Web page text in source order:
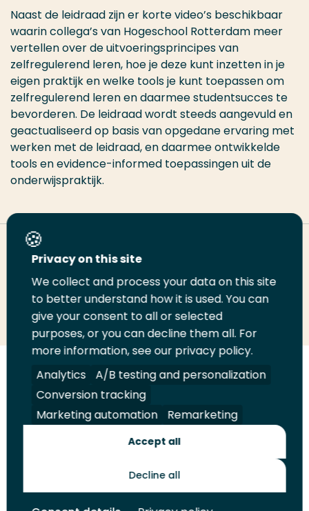
Naast de leidraad zijn er korte video’s beschikbaar
waarin collega’s van Hogeschool Rotterdam meer
vertellen over de uitvoeringsprincipes van
zelfregulerend leren, hoe je deze kunt inzetten in je
eigen praktijk en welke tools je kunt toepassen om
zelfregulerend leren en daarmee studentsucces te
bevorderen. De leidraad wordt steeds aangevuld en
geactualiseerd op basis van opgedane ervaring met
werken met de leidraad, en daarmee ontwikkelde
tools en evidence-informed toepassingen uit de
onderwijspraktijk.
Deel deze pagina
Deel
LinkedIn
Deel
op
Twitter
Deel
op
Facebook
Email
deze
pagina
Print
deze
pagina
Volg
ons
op
LinkedIn
Volg
ons
op
Facebook
Volg
ons
op
YouTube
Volg
ons
op
Instagram
Juridisch Security A-Z Index
Contact
Toekomstmakers
Privacy on this site
We collect and process your data on this site
to better understand how it is used. You can
give your consent to all or selected
purposes, or you can decline them all. For
more information, see our privacy policy.
Analytics
A/B testing and personalization
Conversion tracking
Marketing automation
Remarketing
Accept all
Decline all